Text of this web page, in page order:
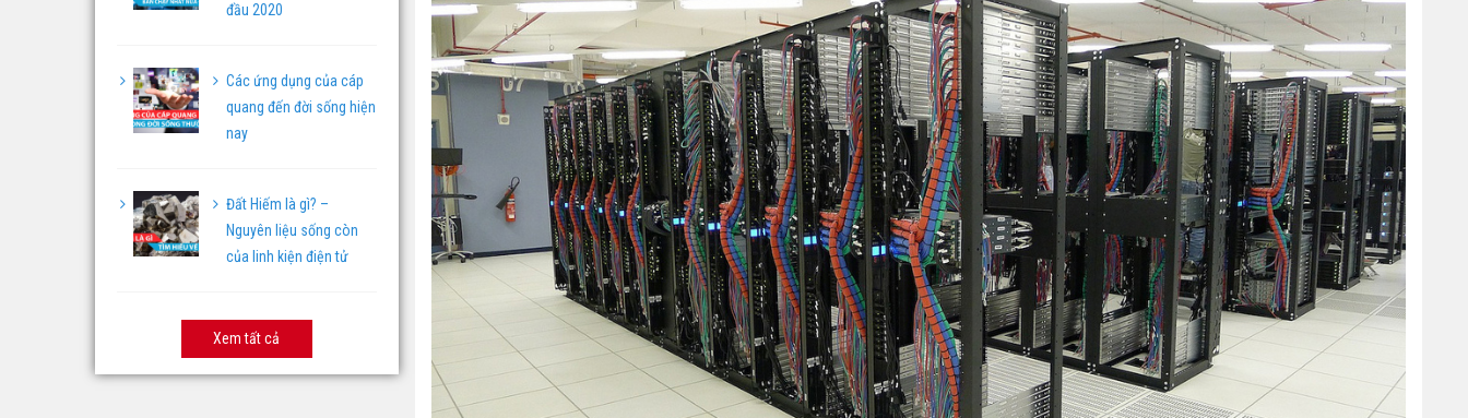
đầu 2020
Các ứng dụng của cáp
quang đến đời sống hiện
nay
Đất Hiếm là gì? –
Nguyên liệu sống còn
của linh kiện điện tử
Xem tất cả